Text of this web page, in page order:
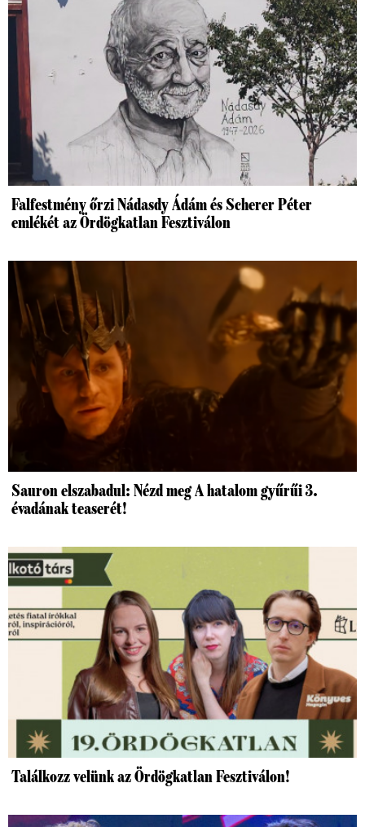
Falfestmény őrzi Nádasdy Ádám és Scherer Péter
emlékét az Ördögkatlan Fesztiválon
Sauron elszabadul: Nézd meg A hatalom gyűrűi 3.
évadának teaserét!
Találkozz velünk az Ördögkatlan Fesztiválon!